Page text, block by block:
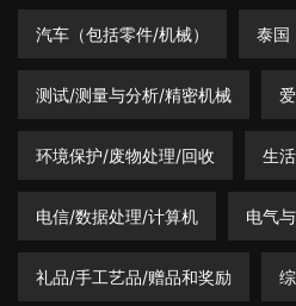
汽车（包括零件/机械） 泰国
测试/测量与分析/精密机械
环境保护/废物处理/回收 生活
电信/数据处理/计算机 电气
礼品/手工艺品/赠品和奖励